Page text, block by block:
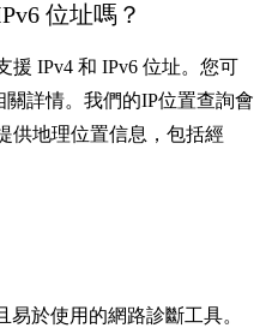
位址嗎？
援 IPv4 和 IPv6 位址。您可
詳情。我們的IP位置查詢會
供地理位置信息，包括經
易於使用的網路診斷工具。